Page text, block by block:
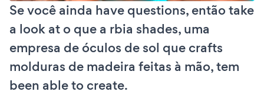
Se você ainda have questions, então take
a look at o que a rbia shades, uma
empresa de óculos de sol que crafts
molduras de madeira feitas à mão, tem
been able to create.